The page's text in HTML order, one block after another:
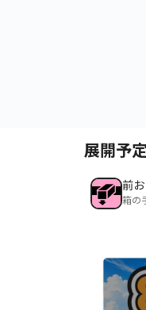
展開予
前
箱の